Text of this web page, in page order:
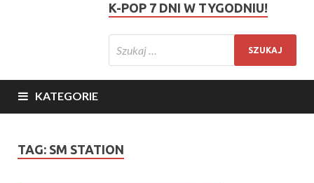
K-POP 7 DNI W TYGODNIU!
KATEGORIE
TAG: SM STATION